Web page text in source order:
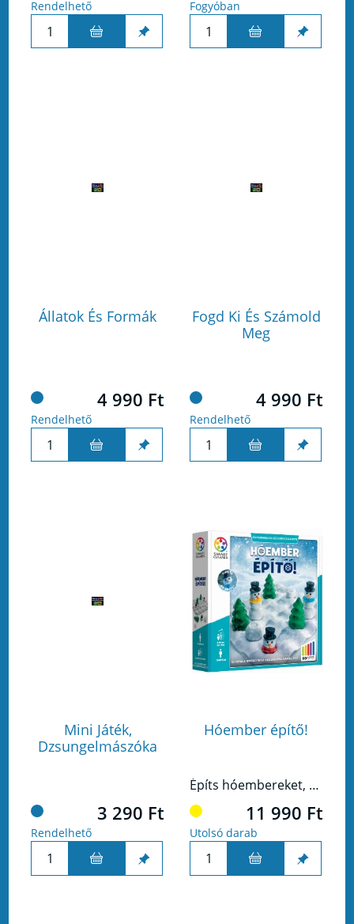
Rendelhető Fogyóban
Állatok És Formák
4 990 Ft
Rendelhető
Fogd Ki És Számold
Meg
4 990 Ft
Rendelhető
Mini Játék,
Dzsungelmászóka
3 290 Ft
Rendelhető
Hóember építő!
Építs hóembereket, gurítsd a hógolyókat akadálytól akadályig!
11 990 Ft
Utolsó darab